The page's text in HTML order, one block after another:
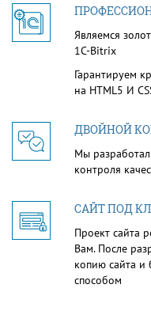
Являемся
1С-Bitrix
Гарантируем
на HTML5 И
ДВОЙНОЙ
Мы
контроля
САЙТ ПОД
Проект сайта
Вам. После
копию сайта
способом